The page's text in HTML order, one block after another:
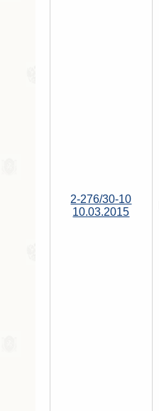
2-276/30-10
10.03.2015